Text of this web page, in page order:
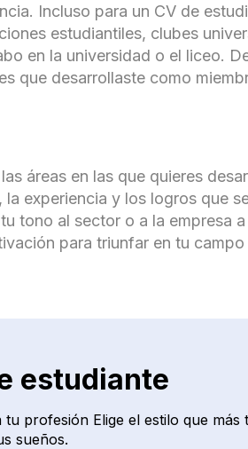
Incluso para un CV de
estudiantiles, clubes
en la universidad o el liceo.
que desarrollaste como
áreas en las que quieres
experiencia y los logros que
tono al sector o a la empresa
para triunfar en tu campo
estudiante
profesión Elige el estilo que
sueños.